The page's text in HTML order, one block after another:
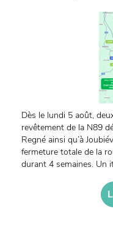
Dès le lundi 5 août,
revêtement de la N89
Regné ainsi qu’à
fermeture totale de la
durant 4 semaines. Un